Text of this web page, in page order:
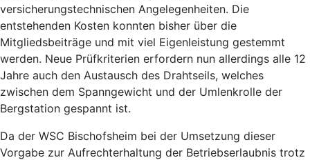
versicherungstechnischen Angelegenheiten. Die
entstehenden Kosten konnten bisher über die
Mitgliedsbeiträge und mit viel Eigenleistung gestemmt
werden. Neue Prüfkriterien erfordern nun allerdings alle 12
Jahre auch den Austausch des Drahtseils, welches
zwischen dem Spanngewicht und der Umlenkrolle der
Bergstation gespannt ist.
Da der WSC Bischofsheim bei der Umsetzung dieser
Vorgabe zur Aufrechterhaltung der Betriebserlaubnis trotz